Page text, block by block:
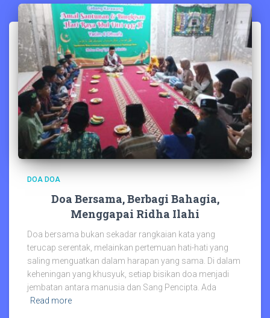
DOA DOA
Doa Bersama, Berbagi Bahagia,
Menggapai Ridha Ilahi
Doa bersama bukan sekadar rangkaian kata yang
terucap serentak, melainkan pertemuan hati-hati yang
saling menguatkan dalam harapan yang sama. Di dalam
keheningan yang khusyuk, setiap bisikan doa menjadi
jembatan antara manusia dan Sang Pencipta. Ada
Read more